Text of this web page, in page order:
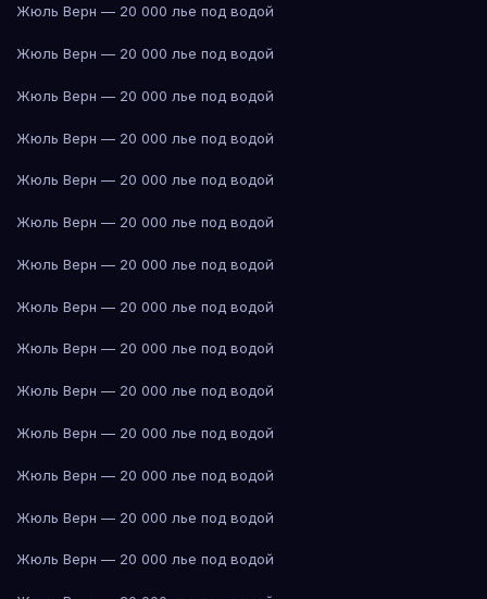
Жюль Верн — 20 000 лье под водой
Жюль Верн — 20 000 лье под водой
Жюль Верн — 20 000 лье под водой
Жюль Верн — 20 000 лье под водой
Жюль Верн — 20 000 лье под водой
Жюль Верн — 20 000 лье под водой
Жюль Верн — 20 000 лье под водой
Жюль Верн — 20 000 лье под водой
Жюль Верн — 20 000 лье под водой
Жюль Верн — 20 000 лье под водой
Жюль Верн — 20 000 лье под водой
Жюль Верн — 20 000 лье под водой
Жюль Верн — 20 000 лье под водой
Жюль Верн — 20 000 лье под водой